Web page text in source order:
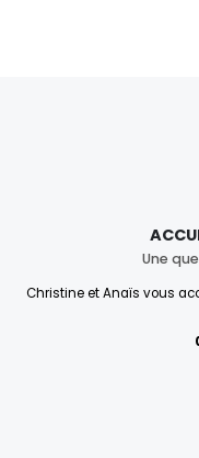
Une
Christine et Anaïs vous